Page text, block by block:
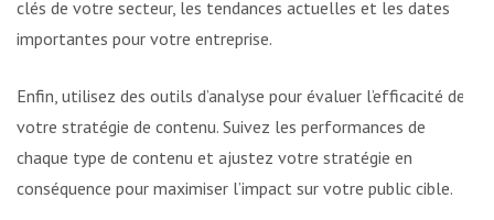
clés de votre secteur, les tendances actuelles et les dates
importantes pour votre entreprise.
Enfin, utilisez des outils d’analyse pour évaluer l’efficacité de
votre stratégie de contenu. Suivez les performances de
chaque type de contenu et ajustez votre stratégie en
conséquence pour maximiser l’impact sur votre public cible.